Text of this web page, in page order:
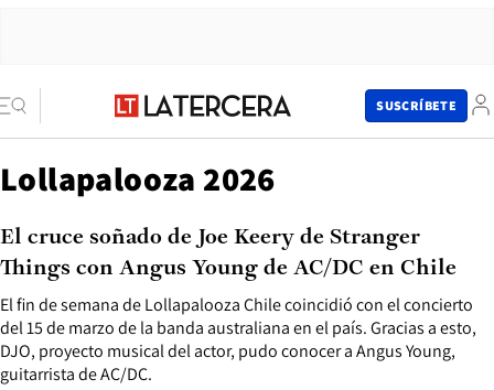
SUSCRÍBETE
Lollapalooza 2026
El fin de semana de Lollapalooza Chile coincidió con el concierto
del 15 de marzo de la banda australiana en el país. Gracias a esto,
DJO, proyecto musical del actor, pudo conocer a Angus Young,
guitarrista de AC/DC.
El cruce soñado de Joe Keery de Stranger
Things con Angus Young de AC/DC en Chile